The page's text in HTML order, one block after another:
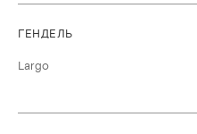
ГЕНДЕЛЬ
Largo